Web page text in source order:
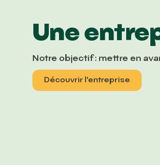
Une
Notre objectif : mettre en
Découvrir l'entreprise